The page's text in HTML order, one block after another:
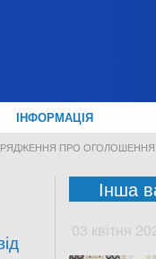
ІНФОРМАЦІЯ
ПРО ОГОЛОШЕННЯ
Інша
03 квітня